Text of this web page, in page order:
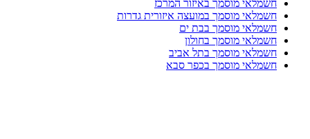
חשמלאי מוסמך באיזור המרכז
חשמלאי מוסמך במועצה איזורית גדרות
חשמלאי מוסמך בבת ים
חשמלאי מוסמך בחולון
חשמלאי מוסמך בתל אביב
חשמלאי מוסמך בכפר סבא